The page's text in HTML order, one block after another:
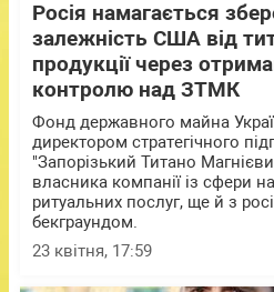
Росія намагається
залежність США від
продукції через
контролю над ЗТМК
Фонд державного майна
директором стратегічного
"Запорізький Титано
власника компанії із сфери
ритуальних послуг, ще й з
бекграундом.
23 квітня, 17:59